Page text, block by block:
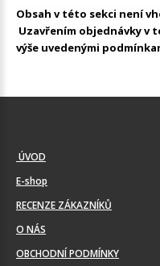
Obsah v této sekci není
Uzavřením objednávky v
výše uvedenými
ÚVOD
E-shop
RECENZE ZÁKAZNÍKŮ
O NÁS
OBCHODNÍ PODMÍNKY